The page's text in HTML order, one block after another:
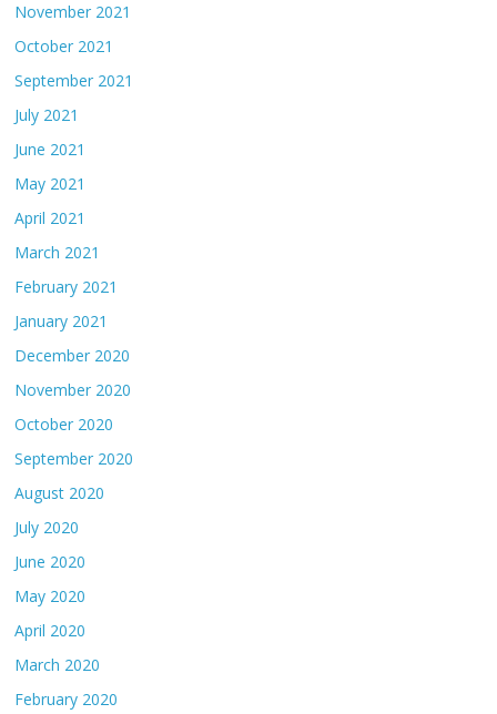
November 2021
October 2021
September 2021
July 2021
June 2021
May 2021
April 2021
March 2021
February 2021
January 2021
December 2020
November 2020
October 2020
September 2020
August 2020
July 2020
June 2020
May 2020
April 2020
March 2020
February 2020